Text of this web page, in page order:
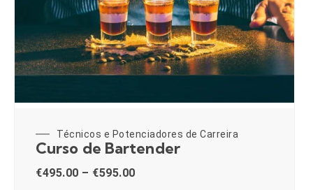
Técnicos e Potenciadores de Carreira
Curso de Bartender
€495.00 – €595.00